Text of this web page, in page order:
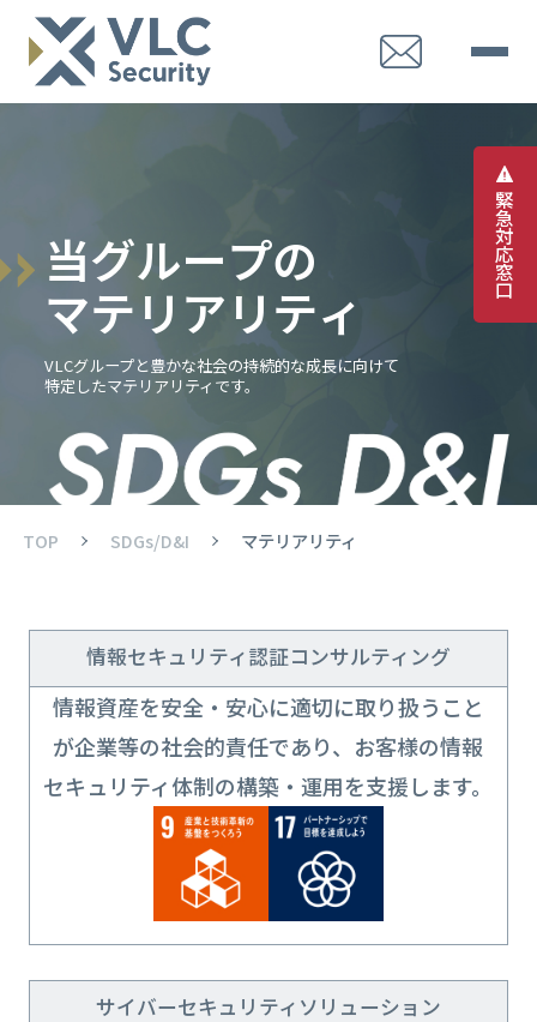
緊
急
対
応
窓
口
当グループの
マテリ アリティ
VLCグループと豊かな社会の持続的な成長に向けて
特定したマテリアリティです。
TOP SDGs/D&I マテリアリティ
情報セキュリティ認証コンサルティング
情報資産を安全・安心に適切に取り扱うこと
が企業等の社会的責任であり、お客様の情報
セキュリティ体制の構築・運用を支援します。
サイバーセキュリティソリューション